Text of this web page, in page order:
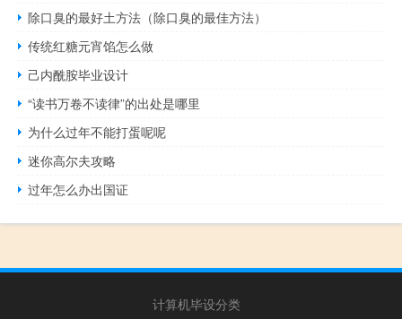
除口臭的最好土方法（除口臭的最佳方法）
传统红糖元宵馅怎么做
己内酰胺毕业设计
“读书万卷不读律”的出处是哪里
为什么过年不能打蛋呢呢
迷你高尔夫攻略
过年怎么办出国证
计算机毕设分类